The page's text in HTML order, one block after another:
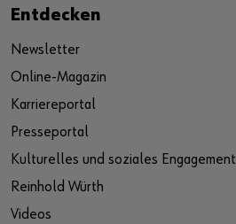
Entdecken
Newsletter
Online-Magazin
Karriereportal
Presseportal
Kulturelles und soziales Engagement
Reinhold Würth
Videos